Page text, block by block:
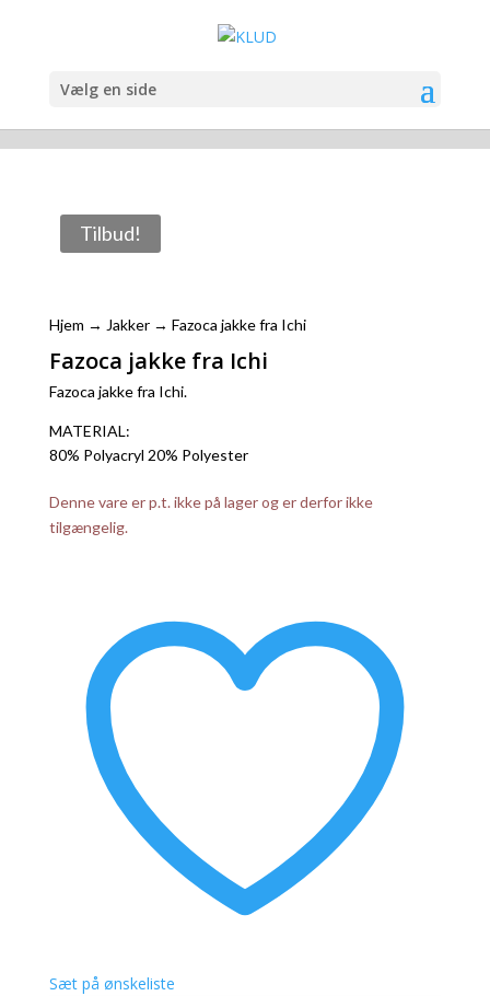
Vælg en side
Tilbud!
Hjem → Jakker→ Fazoca jakke fra Ichi
Fazoca jakke fra Ichi
Fazoca jakke fra Ichi.
MATERIAL:
80% Polyacryl 20% Polyester
Denne vare er p.t. ikke på lager og er derfor ikke
tilgængelig.
Sæt på ønskeliste